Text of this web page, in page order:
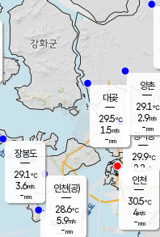
무의도
장봉도
29.1℃
3.6m/s
-mm
경서동
29.9℃
2.2 m/s
-mm
대곶
29.5℃
1.5m/s
-mm
양촌
29.1℃
2.9m/s
-mm
인천(공)
28.6℃
5.9m/s
-mm
인천
30.5℃
4m/s
-mm